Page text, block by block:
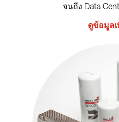
จนถึง Data
ดูข้อมูลเ